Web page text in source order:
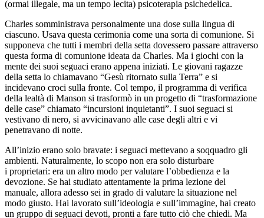
(ormai illegale, ma un tempo lecita) psicoterapia psichedelica.
Charles somministrava personalmente una dose sulla lingua di
ciascuno. Usava questa cerimonia come una sorta di comunione. Si
supponeva che tutti i membri della setta dovessero passare attraverso
questa forma di comunione ideata da Charles. Ma i giochi con la
mente dei suoi seguaci erano appena iniziati. Le giovani ragazze
della setta lo chiamavano “Gesù ritornato sulla Terra” e si
incidevano croci sulla fronte. Col tempo, il programma di verifica
della lealtà di Manson si trasformò in un progetto di “trasformazione
delle case” chiamato “incursioni inquietanti”. I suoi seguaci si
vestivano di nero, si avvicinavano alle case degli altri e vi
penetravano di notte.
All’inizio erano solo bravate: i seguaci mettevano a soqquadro gli
ambienti. Naturalmente, lo scopo non era solo disturbare
i proprietari: era un altro modo per valutare l’obbedienza e la
devozione. Se hai studiato attentamente la prima lezione del
manuale, allora adesso sei in grado di valutare la situazione nel
modo giusto. Hai lavorato sull’ideologia e sull’immagine, hai creato
un gruppo di seguaci devoti, pronti a fare tutto ciò che chiedi. Ma